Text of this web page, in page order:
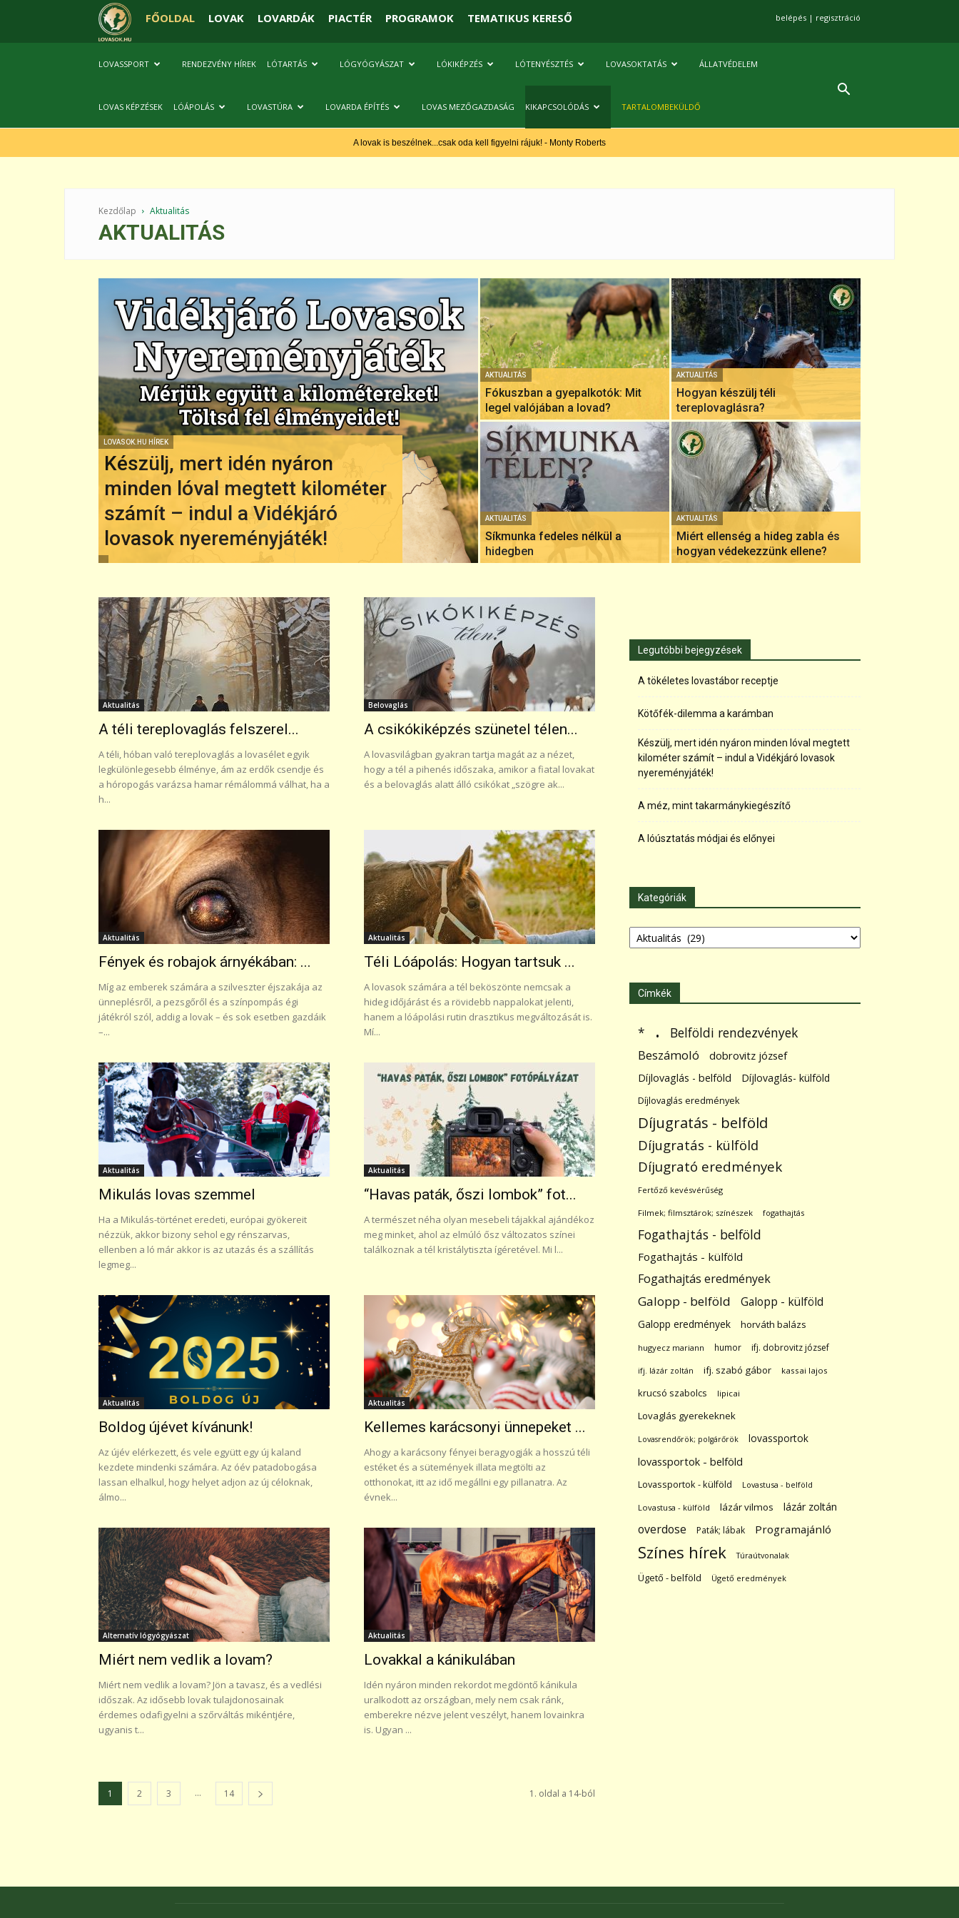
FŐOLDAL LOVAK LOVARDÁK PIACTÉR PROGRAMOK TEMATIKUS KERESŐ belépés | regisztráció
LOVASSPORT RENDEZVÉNY HÍREK LÓTARTÁS LÓGYÓGYÁSZAT LÓKIKÉPZÉS LÓTENYÉSZTÉS LOVASOKTATÁS ÁLLATVÉDELEM
LOVAS KÉPZÉSEK LÓÁPOLÁS LOVASTÚRA LOVARDA ÉPÍTÉS LOVAS MEZŐGAZDASÁG KIKAPCSOLÓDÁS TARTALOMBEKÜLDŐ
A lovak is beszélnek...csak oda kell figyelni rájuk! - Monty Roberts
Kezdőlap Aktualitás
AKTUALITÁS
LOVASOK.HU HÍREK
Készülj, mert idén nyáron
minden lóval megtett kilométer
számít – indul a Vidékjáró
lovasok nyereményjáték!
AKTUALITÁS
Fókuszban a gyepalkotók: Mit
legel valójában a lovad?
AKTUALITÁS
Hogyan készülj téli
tereplovaglásra?
AKTUALITÁS
Síkmunka fedeles nélkül a
hidegben
AKTUALITÁS
Miért ellenség a hideg zabla és
hogyan védekezzünk ellene?
Aktualitás
A téli tereplovaglás felszerel...
A téli, hóban való tereplovaglás a lovasélet egyik
legkülönlegesebb élménye, ám az erdők csendje és
a hóropogás varázsa hamar rémálommá válhat, ha a
h...
Belovaglás
A csikókiképzés szünetel télen...
A lovasvilágban gyakran tartja magát az a nézet,
hogy a tél a pihenés időszaka, amikor a fiatal lovakat
és a belovaglás alatt álló csikókat „szögre ak...
Aktualitás
Fények és robajok árnyékában: ...
Míg az emberek számára a szilveszter éjszakája az
ünneplésről, a pezsgőről és a színpompás égi
játékról szól, addig a lovak – és sok esetben gazdáik
–...
Aktualitás
Téli Lóápolás: Hogyan tartsuk ...
A lovasok számára a tél beköszönte nemcsak a
hideg időjárást és a rövidebb nappalokat jelenti,
hanem a lóápolási rutin drasztikus megváltozását is.
Mí...
Aktualitás
Mikulás lovas szemmel
Ha a Mikulás-történet eredeti, európai gyökereit
nézzük, akkor bizony sehol egy rénszarvas,
ellenben a ló már akkor is az utazás és a szállítás
legmeg...
Aktualitás
“Havas paták, őszi lombok” fot...
A természet néha olyan mesebeli tájakkal ajándékoz
meg minket, ahol az elmúló ősz változatos színei
találkoznak a tél kristálytiszta ígéretével. Mi l...
Aktualitás
Boldog újévet kívánunk!
Az újév elérkezett, és vele együtt egy új kaland
kezdete mindenki számára. Az óév patadobogása
lassan elhalkul, hogy helyet adjon az új céloknak,
álmo...
Aktualitás
Kellemes karácsonyi ünnepeket ...
Ahogy a karácsony fényei beragyogják a hosszú téli
estéket és a sütemények illata megtölti az
otthonokat, itt az idő megállni egy pillanatra. Az
évnek...
Alternatív lógyógyászat
Miért nem vedlik a lovam?
Miért nem vedlik a lovam? Jön a tavasz, és a vedlési
időszak. Az idősebb lovak tulajdonosainak
érdemes odafigyelni a szőrváltás mikéntjére,
ugyanis t...
Aktualitás
Lovakkal a kánikulában
Idén nyáron minden rekordot megdöntő kánikula
uralkodott az országban, mely nem csak ránk,
emberekre nézve jelent veszélyt, hanem lovainkra
is. Ugyan ...
1 2 3 ... 14 1. oldal a 14-ból
Legutóbbi bejegyzések
A tökéletes lovastábor receptje
Kötőfék-dilemma a karámban
Készülj, mert idén nyáron minden lóval megtett
kilométer számít – indul a Vidékjáró lovasok
nyereményjáték!
A méz, mint takarmánykiegészítő
A lóúsztatás módjai és előnyei
Kategóriák
Kategóriák
Címkék
* . Belföldi rendezvények
Beszámoló dobrovitz józsef
Díjlovaglás - belföld Díjlovaglás- külföld
Díjlovaglás eredmények
Díjugratás - belföld
Díjugratás - külföld
Díjugrató eredmények
Fertőző kevésvérűség
Filmek; filmsztárok; színészek fogathajtás
Fogathajtás - belföld
Fogathajtás - külföld
Fogathajtás eredmények
Galopp - belföld Galopp - külföld
Galopp eredmények horváth balázs
hugyecz mariann humor ifj. dobrovitz józsef
ifj. lázár zoltán ifj. szabó gábor kassai lajos
krucsó szabolcs lipicai
Lovaglás gyerekeknek
Lovasrendőrök; polgárőrök
lovassportok
lovassportok - belföld
Lovassportok - külföld Lovastusa - belföld
Lovastusa - külföld lázár vilmos lázár zoltán
overdose Paták; lábak Programajánló
Színes hírek Túraútvonalak
Ügető - belföld Ügető eredmények